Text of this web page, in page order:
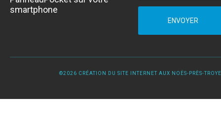
smartphone
ENVOYER
©2026 CRÉATION DU SITE INTERNET AUX NOËS-PRÈS-